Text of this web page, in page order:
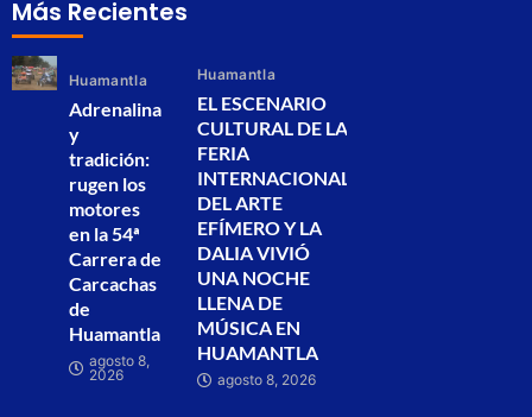
Más Recientes
Huamantla
Adrenalina
y
tradición:
rugen los
motores
en la 54ª
Carrera de
Carcachas
de
Huamantla
agosto 8,
2026
Huamantla
EL ESCENARIO
CULTURAL DE LA
FERIA
INTERNACIONAL
DEL ARTE
EFÍMERO Y LA
DALIA VIVIÓ
UNA NOCHE
LLENA DE
MÚSICA EN
HUAMANTLA
agosto 8, 2026